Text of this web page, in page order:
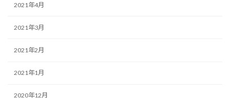
2021年4月
2021年3月
2021年2月
2021年1月
2020年12月